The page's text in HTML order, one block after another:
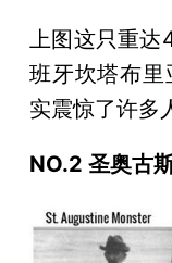
上图这只重
班牙坎塔布
实震惊了许多
NO.2 圣奥古